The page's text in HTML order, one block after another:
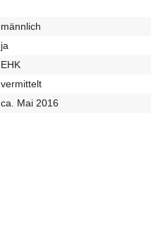
männlich
ja
EHK
vermittelt
ca. Mai 2016